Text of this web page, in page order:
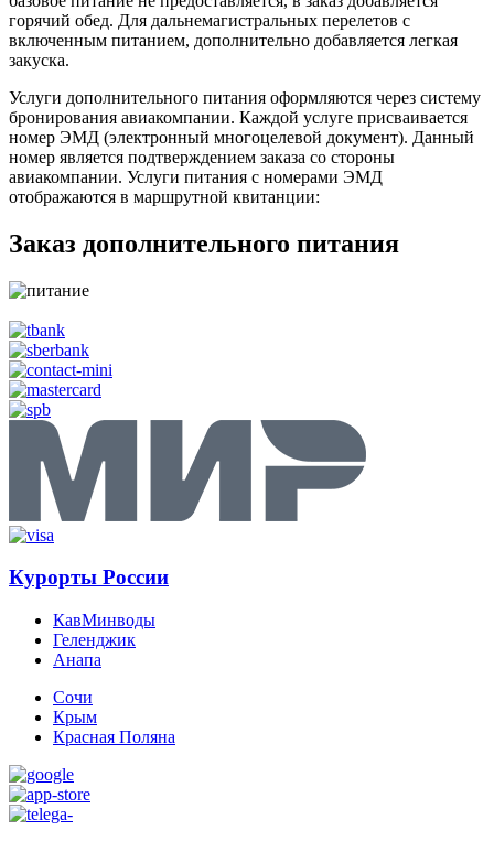
горячий обед. Для дальнемагистральных перелетов с
включенным питанием, дополнительно добавляется легкая
закуска.
Услуги дополнительного питания оформляются через систему
бронирования авиакомпании. Каждой услуге присваивается
номер ЭМД (электронный многоцелевой документ). Данный
номер является подтверждением заказа со стороны
авиакомпании. Услуги питания с номерами ЭМД
отображаются в маршрутной квитанции:
Заказ дополнительного питания
Курорты России
КавМинводы
Геленджик
Анапа
Сочи
Крым
Красная Поляна